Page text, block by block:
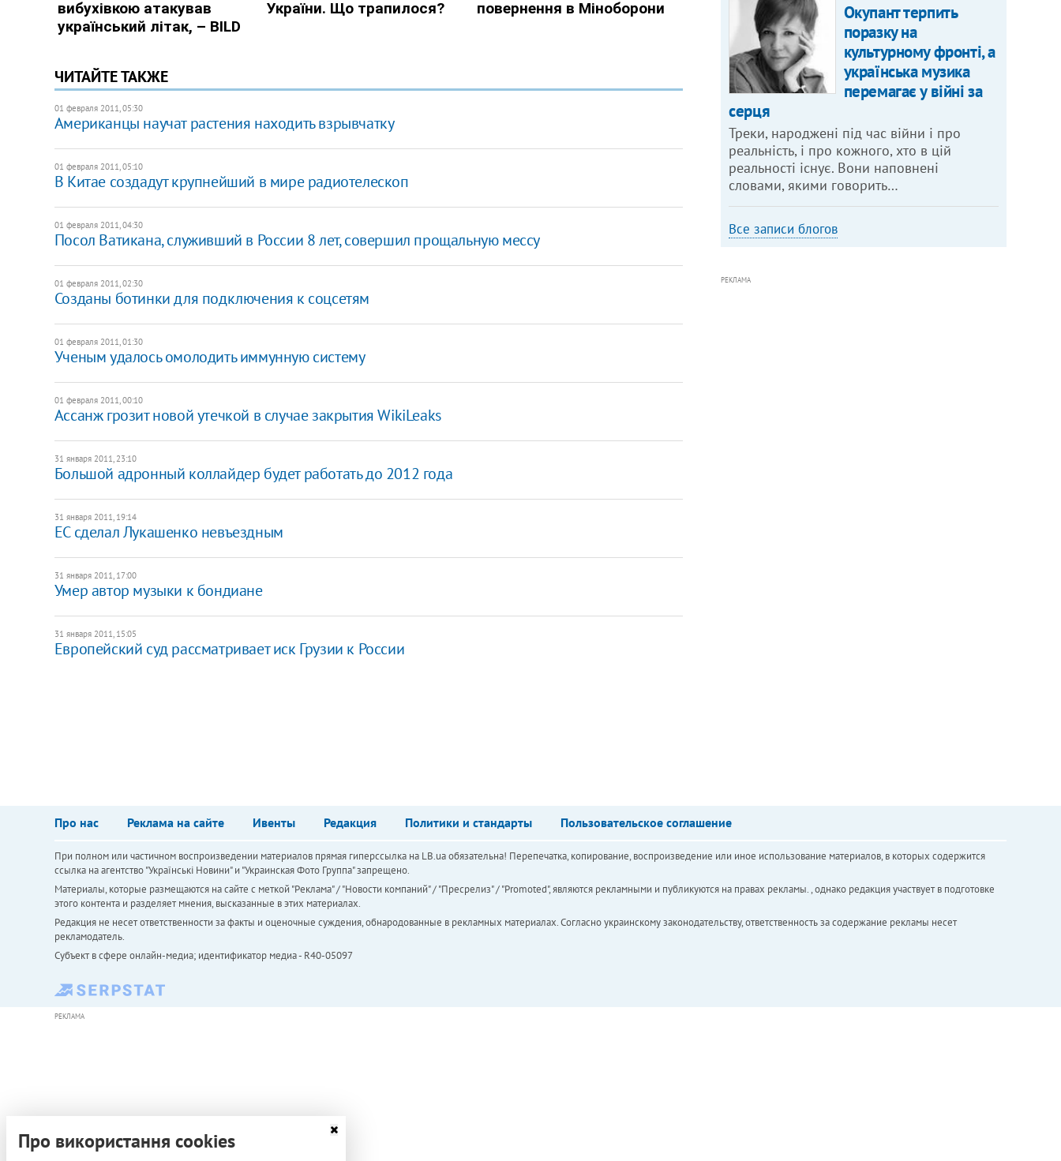
ЧИТАЙТЕ ТАКЖЕ
01 февраля 2011, 05:30
Американцы научат растения находить взрывчатку
01 февраля 2011, 05:10
В Китае создадут крупнейший в мире радиотелескоп
01 февраля 2011, 04:30
Посол Ватикана, служивший в России 8 лет, совершил прощальную мессу
01 февраля 2011, 02:30
Созданы ботинки для подключения к соцсетям
01 февраля 2011, 01:30
Ученым удалось омолодить иммунную систему
01 февраля 2011, 00:10
Ассанж грозит новой утечкой в случае закрытия WikiLeaks
31 января 2011, 23:10
Большой адронный коллайдер будет работать до 2012 года
31 января 2011, 19:14
ЕС сделал Лукашенко невъездным
31 января 2011, 17:00
Умер автор музыки к бондиане
31 января 2011, 15:05
Европейский суд рассматривает иск Грузии к России
Окупант терпить
поразку на
культурному фронті, а
українська музика
перемагає у війні за
серця
Треки, народжені під час війни і про
реальність, і про кожного, хто в цій
реальності існує. Вони наповнені
словами, якими говорить…
Все записи блогов
РЕКЛАМА
Про нас Реклама на сайте Ивенты Редакция Политики и стандарты Пользовательское соглашение
При полном или частичном воспроизведении материалов прямая гиперссылка на LB.ua обязательна! Перепечатка, копирование, воспроизведение или иное использование материалов, в которых содержится
ссылка на агентство "Українськi Новини" и "Украинская Фото Группа" запрещено.
Материалы, которые размещаются на сайте с меткой "Реклама" / "Новости компаний" / "Пресрелиз" / "Promoted", являются рекламными и публикуются на правах рекламы. , однако редакция участвует в подготовке
этого контента и разделяет мнения, высказанные в этих материалах.
Редакция не несет ответственности за факты и оценочные суждения, обнародованные в рекламных материалах. Согласно украинскому законодательству, ответственность за содержание рекламы несет
рекламодатель.
Субъект в сфере онлайн-медиа; идентификатор медиа - R40-05097
РЕКЛАМА
Про використання cookies